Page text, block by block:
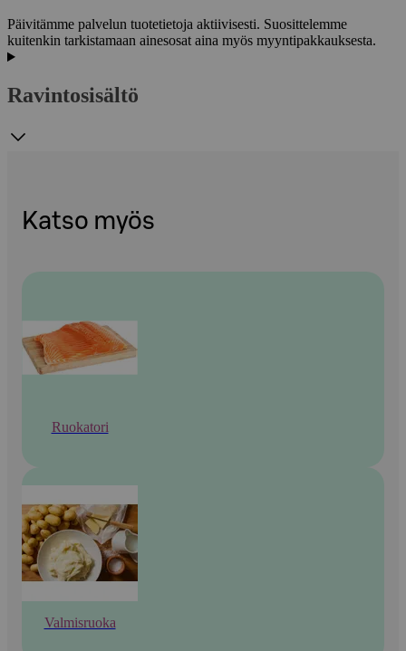
Päivitämme palvelun tuotetietoja aktiivisesti. Suosittelemme
kuitenkin tarkistamaan ainesosat aina myös myyntipakkauksesta.
Ravintosisältö
Katso myös
Ruokatori
Valmisruoka